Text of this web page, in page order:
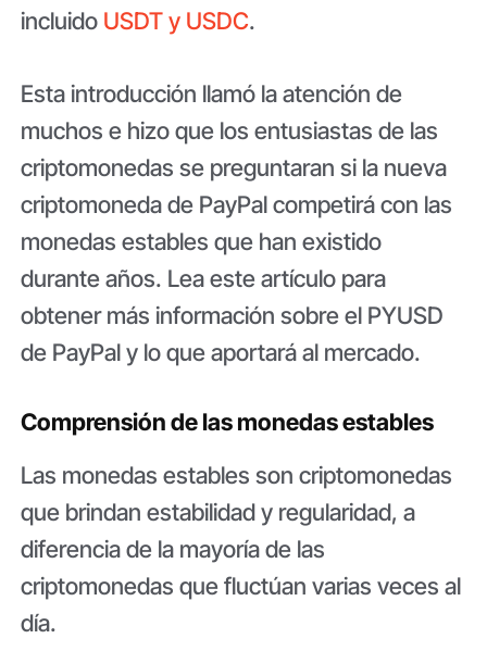
incluido USDT y USDC.
Esta introducción llamó la atención de
muchos e hizo que los entusiastas de las
criptomonedas se preguntaran si la nueva
criptomoneda de PayPal competirá con las
monedas estables que han existido
durante años. Lea este artículo para
obtener más información sobre el PYUSD
de PayPal y lo que aportará al mercado.
Comprensión de las monedas estables
Las monedas estables son criptomonedas
que brindan estabilidad y regularidad, a
diferencia de la mayoría de las
criptomonedas que fluctúan varias veces al
día.